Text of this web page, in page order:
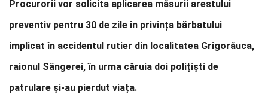
Procurorii vor solicita aplicarea măsurii arestului
preventiv pentru 30 de zile în privința bărbatului
implicat în accidentul rutier din localitatea Grigorăuca,
raionul Sângerei, în urma căruia doi polițiști de
patrulare și-au pierdut viața.